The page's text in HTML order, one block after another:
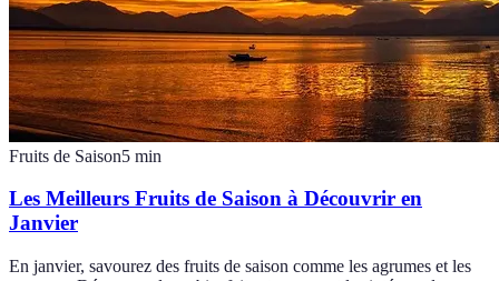
Fruits de Saison5 min
Les Meilleurs Fruits de Saison à Découvrir en
Janvier
En janvier, savourez des fruits de saison comme les agrumes et les